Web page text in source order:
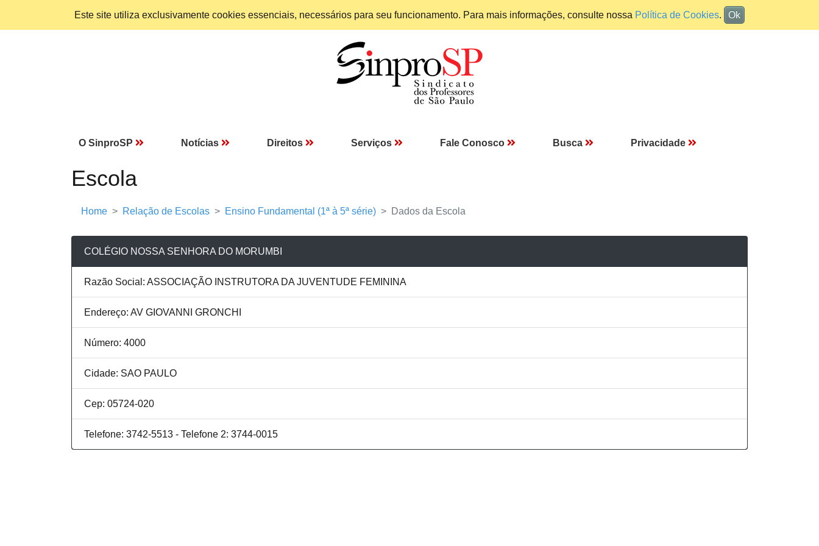
Este site utiliza exclusivamente cookies essenciais, necessários para seu funcionamento. Para mais informações, consulte nossa Política de Cookies. Ok
O SinproSP Notícias Direitos Serviços Fale Conosco Busca Privacidade
Escola
Home Relação de Escolas Ensino Fundamental (1ª à 5ª série) Dados da Escola
COLÉGIO NOSSA SENHORA DO MORUMBI
Razão Social: ASSOCIAÇÃO INSTRUTORA DA JUVENTUDE FEMININA
Endereço: AV GIOVANNI GRONCHI
Número: 4000
Cidade: SAO PAULO
Cep: 05724-020
Telefone: 3742-5513 - Telefone 2: 3744-0015